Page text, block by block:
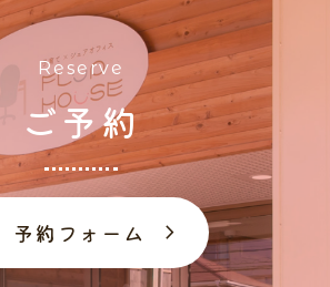
Reserve
ご予約
予約フォーム chevron_right